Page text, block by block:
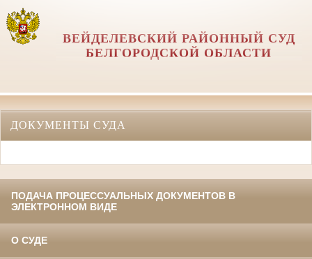
ВЕЙДЕЛЕВСКИЙ РАЙОННЫЙ СУД
БЕЛГОРОДСКОЙ ОБЛАСТИ
ДОКУМЕНТЫ СУДА
ПОДАЧА ПРОЦЕССУАЛЬНЫХ ДОКУМЕНТОВ В
ЭЛЕКТРОННОМ ВИДЕ
О СУДЕ